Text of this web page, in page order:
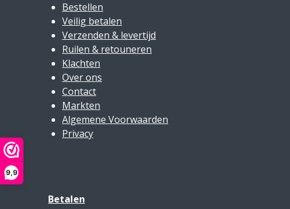
9,9
Bestellen
Veilig betalen
Verzenden & levertijd
Ruilen & retouneren
Klachten
Over ons
Contact
Markten
Algemene Voorwaarden
Privacy
Betalen